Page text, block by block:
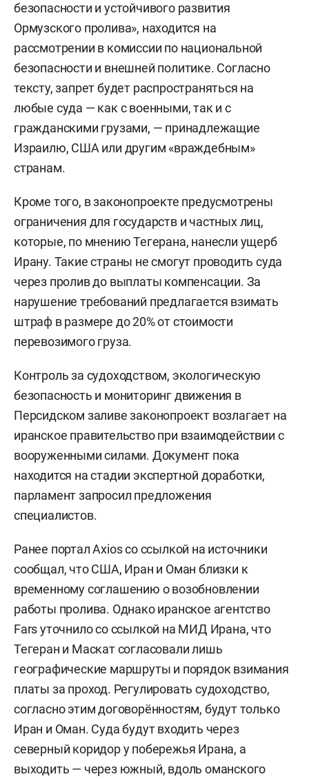
безопасности и устойчивого развития
Ормузского пролива», находится на
рассмотрении в комиссии по национальной
безопасности и внешней политике. Согласно
тексту, запрет будет распространяться на
любые суда — как с военными, так и с
гражданскими грузами, — принадлежащие
Израилю, США или другим «враждебным»
странам.
Кроме того, в законопроекте предусмотрены
ограничения для государств и частных лиц,
которые, по мнению Тегерана, нанесли ущерб
Ирану. Такие страны не смогут проводить суда
через пролив до выплаты компенсации. За
нарушение требований предлагается взимать
штраф в размере до 20% от стоимости
перевозимого груза.
Контроль за судоходством, экологическую
безопасность и мониторинг движения в
Персидском заливе законопроект возлагает на
иранское правительство при взаимодействии с
вооруженными силами. Документ пока
находится на стадии экспертной доработки,
парламент запросил предложения
специалистов.
Ранее портал Axios со ссылкой на источники
сообщал, что США, Иран и Оман близки к
временному соглашению о возобновлении
работы пролива. Однако иранское агентство
Fars уточнило со ссылкой на МИД Ирана, что
Тегеран и Маскат согласовали лишь
географические маршруты и порядок взимания
платы за проход. Регулировать судоходство,
согласно этим договорённостям, будут только
Иран и Оман. Суда будут входить через
северный коридор у побережья Ирана, а
выходить — через южный, вдоль оманского